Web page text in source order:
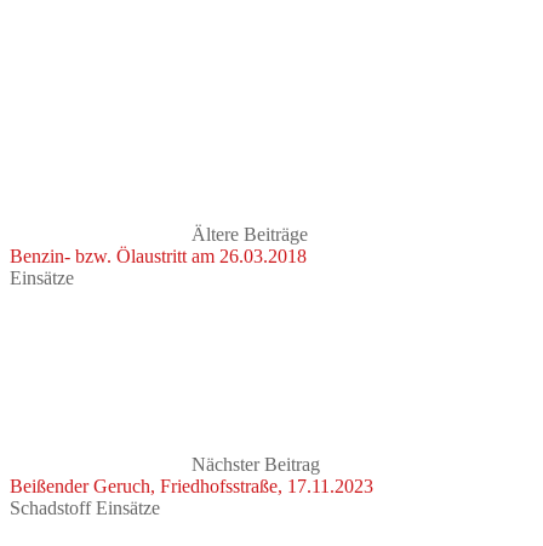
Ältere Beiträge
Benzin- bzw. Ölaustritt am 26.03.2018
Einsätze
Nächster Beitrag
Beißender Geruch, Friedhofsstraße, 17.11.2023
Schadstoff Einsätze